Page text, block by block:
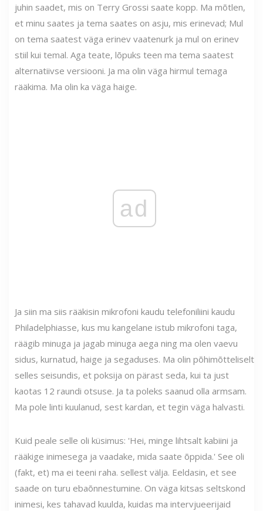
juhin saadet, mis on Terry Grossi saate kopp. Ma mõtlen,
et minu saates ja tema saates on asju, mis erinevad; Mul
on tema saatest väga erinev vaatenurk ja mul on erinev
stiil kui temal. Aga teate, lõpuks teen ma tema saatest
alternatiivse versiooni. Ja ma olin väga hirmul temaga
rääkima. Ma olin ka väga haige.
ad
Ja siin ma siis rääkisin mikrofoni kaudu telefoniliini kaudu
Philadelphiasse, kus mu kangelane istub mikrofoni taga,
räägib minuga ja jagab minuga aega ning ma olen vaevu
sidus, kurnatud, haige ja segaduses. Ma olin põhimõtteliselt
selles seisundis, et poksija on pärast seda, kui ta just
kaotas 12 raundi otsuse. Ja ta poleks saanud olla armsam.
Ma pole linti kuulanud, sest kardan, et tegin väga halvasti.
Kuid peale selle oli küsimus: 'Hei, minge lihtsalt kabiini ja
rääkige inimesega ja vaadake, mida saate õppida.' See oli
(fakt, et) ma ei teeni raha. sellest välja. Eeldasin, et see
saade on turu ebaõnnestumine. On väga kitsas seltskond
inimesi, kes tahavad kuulda, kuidas ma intervjueerijaid